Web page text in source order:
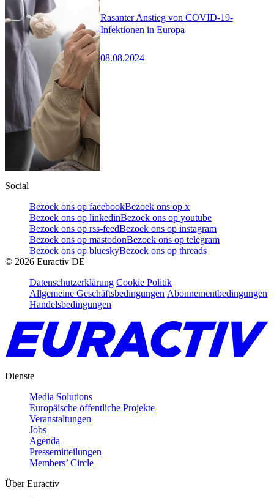
Rasanter Anstieg von COVID-19-
Infektionen in Europa
08.08.2024
Social
Bezoek ons op facebookBezoek ons op x
Bezoek ons op linkedinBezoek ons op youtube
Bezoek ons op rss-feedBezoek ons op instagram
Bezoek ons op mastodonBezoek ons op telegram
Bezoek ons op blueskyBezoek ons op threads
© 2026 Euractiv DE
Datenschutzerklärung Cookie Politik
Allgemeine Geschäftsbedingungen Abonnementbedingungen
Handelsbedingungen
Dienste
Media Solutions
Europäische öffentliche Projekte
Veranstaltungen
Jobs
Agenda
Pressemitteilungen
Members’ Circle
Über Euractiv